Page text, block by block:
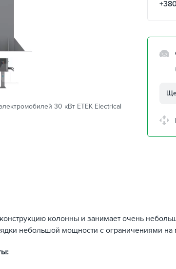
30 кВт ETEK Electrical
Ще
колонны и занимает очень
небольшой мощности с ограничениями на